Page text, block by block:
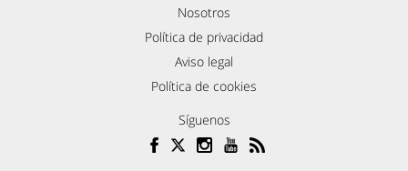
Nosotros
Política de privacidad
Aviso legal
Política de cookies
Síguenos